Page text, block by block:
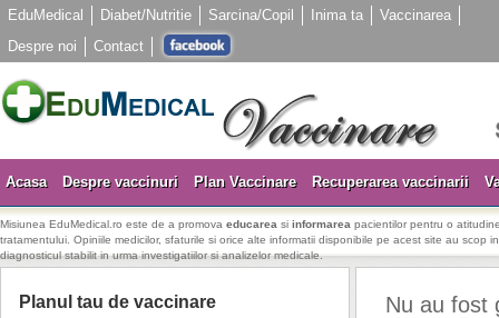
EduMedical Diabet/Nutritie Sarcina/Copil Inima ta
Vaccinarea
Despre noi
Contact
Acasa Despre vaccinuri Plan Vaccinare Recuperarea vaccinarii
Misiunea EduMedical.ro este de a promova educarea si informarea pacientilor pentru o
tratamentului. Opiniile medicilor, sfaturile si orice alte informatii disponibile pe acest site au scop
diagnosticul stabilit in urma investigatiilor si analizelor medicale.
Planul tau de vaccinare Nu au fost